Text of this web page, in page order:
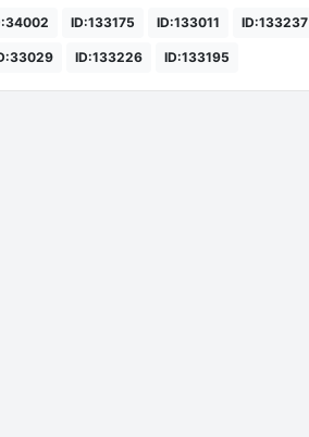
ID:133175 ID:133011 ID:133237
ID:133226 ID:133195